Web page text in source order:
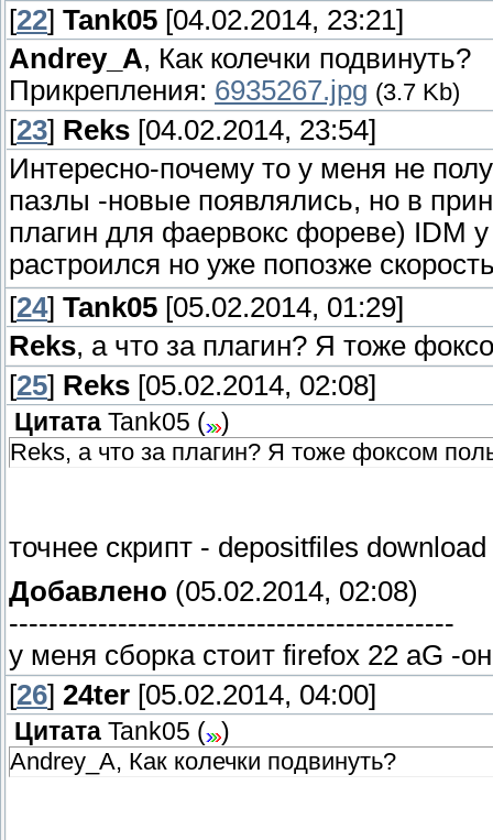
[22] Tank05 [04.02.2014, 23:21]
Andrey_A, Как колечки подвинуть?
Прикрепления: 6935267.jpg (3.7 Kb)
[23] Reks [04.02.2014, 23:54]
Интересно-почему то у меня не
пазлы -новые появлялись, но в
плагин для фаервокс фореве) IDM
растроился но уже попозже
[24] Tank05 [05.02.2014, 01:29]
Reks, а что за плагин? Я тоже
[25] Reks [05.02.2014, 02:08]
Цитата Tank05 (
)
Reks, а что за плагин? Я тоже фоксом
точнее скрипт - depositfiles
Добавлено (05.02.2014, 02:08)
---------------------------------------------
у меня сборка стоит firefox 22 aG -
[26] 24ter [05.02.2014, 04:00]
Цитата Tank05 (
)
Andrey_A, Как колечки подвинуть?